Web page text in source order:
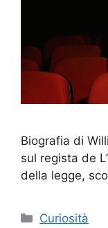
Biografia di
sul regista de
della legge,
Categorie
Curiosità